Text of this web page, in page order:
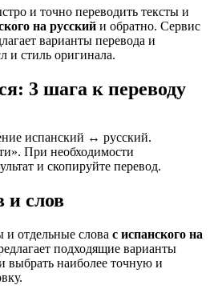
и точно переводить тексты и
на русский и обратно. Сервис
варианты перевода и
и стиль оригинала.
3 шага к переводу
испанский ↔ русский.
При необходимости
и скопируйте перевод.
и слов
и отдельные слова с испанского на
подходящие варианты
выбрать наиболее точную и